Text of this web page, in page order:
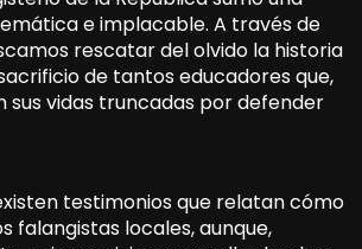
e implacable. A través de
rescatar del olvido la historia
de tantos educadores que,
sus vidas truncadas por defender
testimonios que relatan cómo
falangistas locales, aunque,